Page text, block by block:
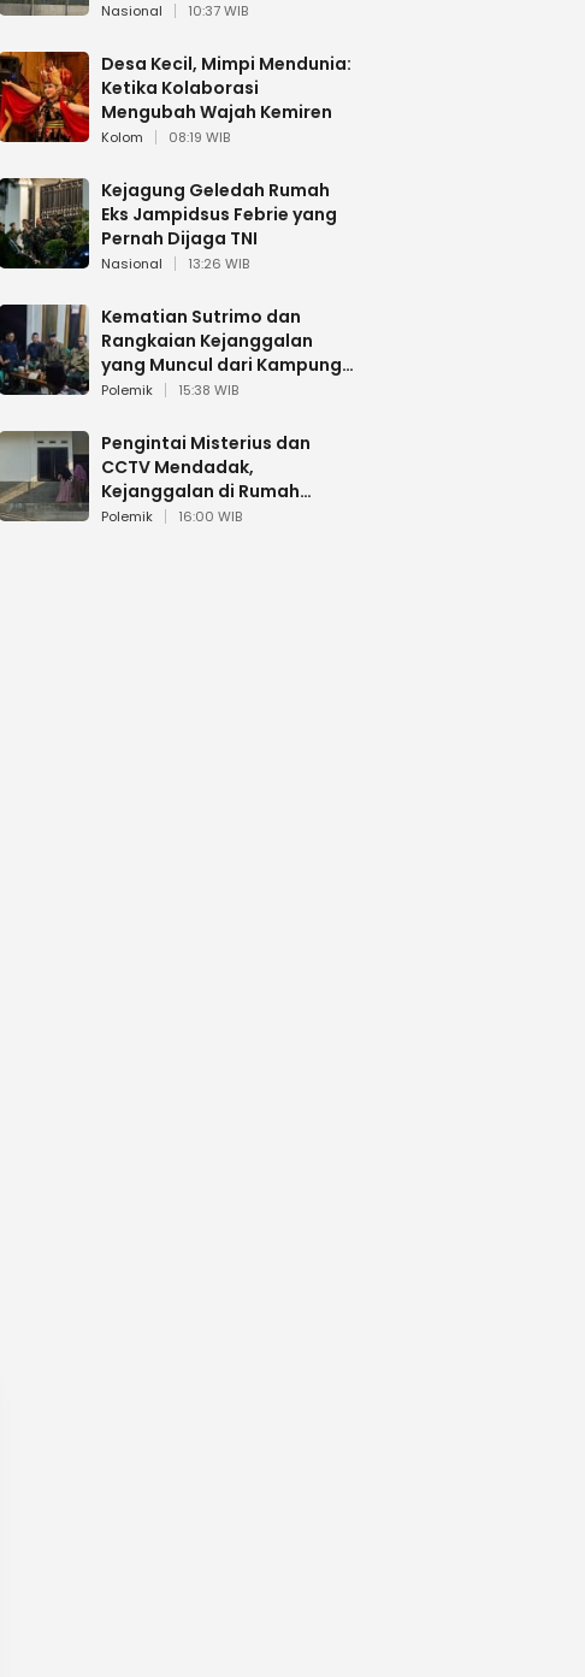
Nasional 10:37 WIB
Desa Kecil, Mimpi Mendunia:
Ketika Kolaborasi
Mengubah Wajah Kemiren
Kolom 08:19 WIB
Kejagung Geledah Rumah
Eks Jampidsus Febrie yang
Pernah Dijaga TNI
Nasional 13:26 WIB
Kematian Sutrimo dan
Rangkaian Kejanggalan
yang Muncul dari Kampung
Halaman
Polemik 15:38 WIB
Pengintai Misterius dan
CCTV Mendadak,
Kejanggalan di Rumah
Sutrimo
Polemik 16:00 WIB